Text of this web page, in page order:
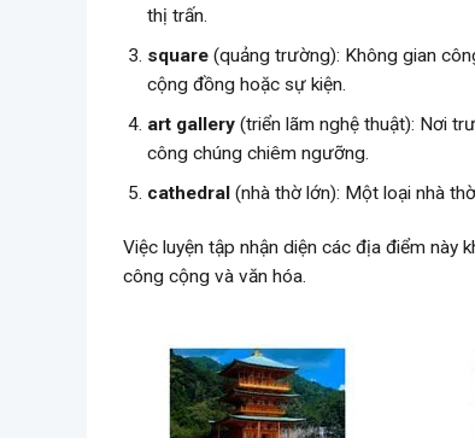
thị trấn.
square (quảng trường): Không gian
cộng đồng hoặc sự kiện.
art gallery (triển lãm nghệ thuật): Nơi
công chúng chiêm ngưỡng.
cathedral (nhà thờ lớn): Một loại nhà
Việc luyện tập nhận diện các địa điểm
công cộng và văn hóa.